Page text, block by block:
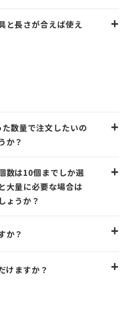
と長さが合えば使え
+
数量で注文したいの
か？
+
数は10個までしか選
大量に必要な場合は
ょうか？
+
か？ +
けますか？ +